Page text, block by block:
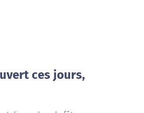
ces jours,